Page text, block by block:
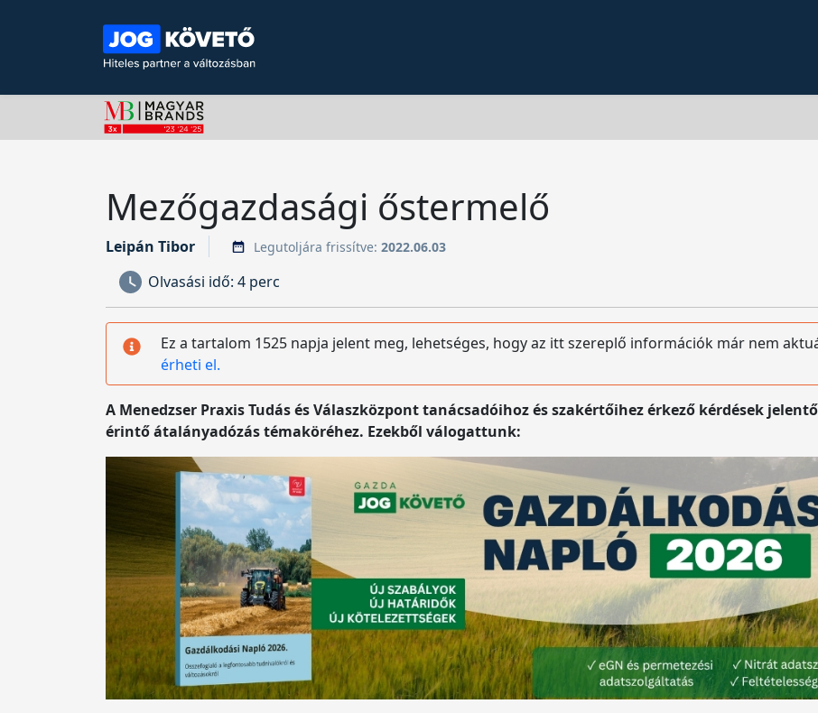
Mezőgazdasági őstermelő
Leipán Tibor Legutoljára frissítve: 2022.06.03
Olvasási idő: 4 perc
Ez a tartalom 1525 napja jelent meg, lehetséges, hogy az itt szereplő információk már nem
érheti el.
A Menedzser Praxis Tudás és Válaszközpont tanácsadóihoz és szakértőihez érkező kérdések
érintő átalányadózás témaköréhez. Ezekből válogattunk: